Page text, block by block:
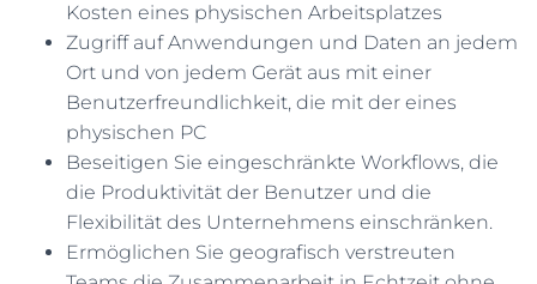
Kosten eines physischen Arbeitsplatzes
Zugriff auf Anwendungen und Daten an jedem
Ort und von jedem Gerät aus mit einer
Benutzerfreundlichkeit, die mit der eines
physischen PC
Beseitigen Sie eingeschränkte Workflows, die
die Produktivität der Benutzer und die
Flexibilität des Unternehmens einschränken.
Ermöglichen Sie geografisch verstreuten